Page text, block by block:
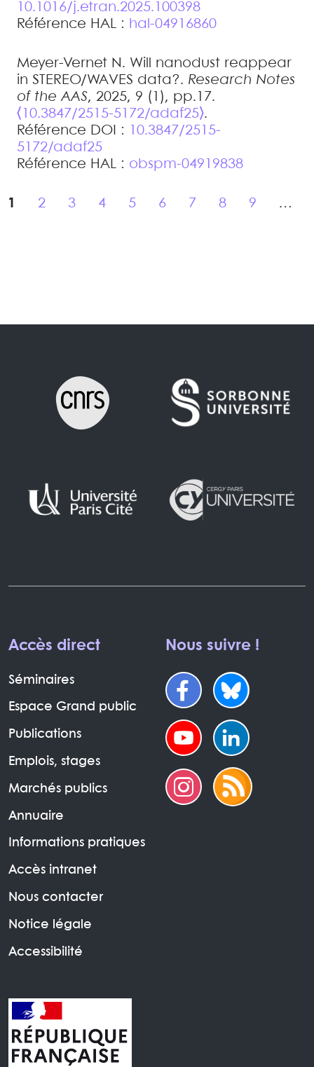
10.1016/j.etran.2025.100398
Référence HAL : hal-04916860
Meyer-Vernet N. Will nanodust reappear
in STEREO/WAVES data?. Research Notes
of the AAS, 2025, 9 (1), pp.17.
⟨10.3847/2515-5172/adaf25⟩.
Référence DOI :
10.3847/2515-
5172/adaf25
Référence HAL : obspm-04919838
1 2 3 4 5 6 7 8 9 …
Accès direct
Séminaires
Espace Grand public
Publications
Emplois, stages
Marchés publics
Annuaire
Informations pratiques
Accès intranet
Nous contacter
Notice légale
Accessibilité
Nous suivre !